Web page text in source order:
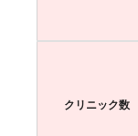
クリニック数